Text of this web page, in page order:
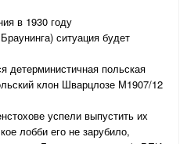
в 1930 году
ситуация будет
детерминистичная польская
клон Шварцлозе М1907/12
успели выпустить их
лобби его не зарубило,